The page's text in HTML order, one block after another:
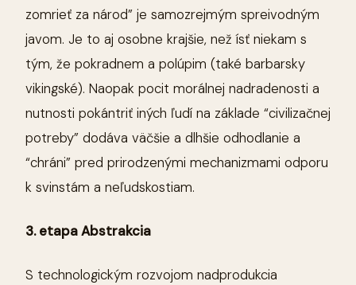
zomrieť za národ” je samozrejmým spreivodným
javom. Je to aj osobne krajšie, než ísť niekam s
tým, že pokradnem a polúpim (také barbarsky
vikingské). Naopak pocit morálnej nadradenosti a
nutnosti pokántriť iných ľudí na základe “civilizačnej
potreby” dodáva väčšie a dlhšie odhodlanie a
“chráni” pred prirodzenými mechanizmami odporu
k svinstám a neľudskostiam.
3. etapa Abstrakcia
S technologickým rozvojom nadprodukcia